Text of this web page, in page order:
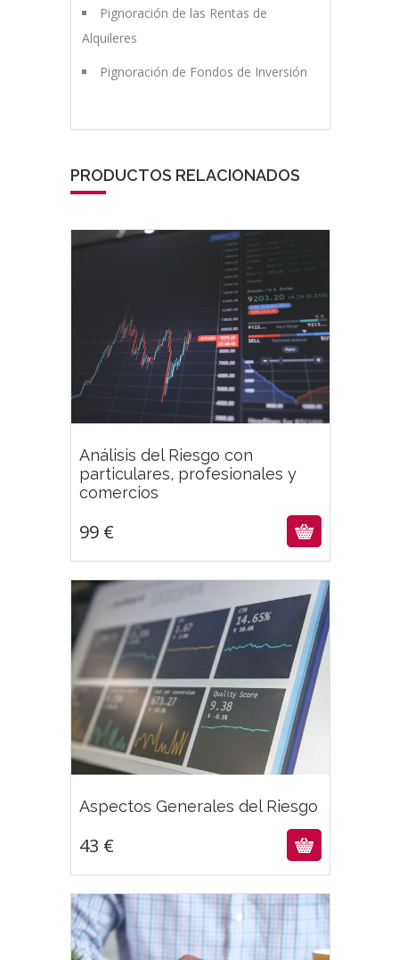
Pignoración de las Rentas de
Alquileres
Pignoración de Fondos de Inversión
PRODUCTOS RELACIONADOS
Análisis del Riesgo con
particulares, profesionales y
comercios
99 €
Aspectos Generales del Riesgo
43 €
43€